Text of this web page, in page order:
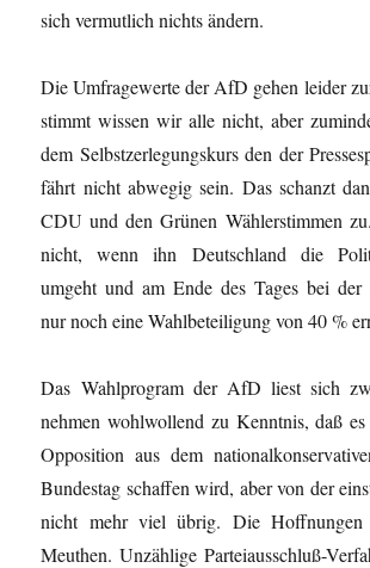
sich vermutlich nichts ändern.
Die Umfragewerte der AfD gehen leider
stimmt wissen wir alle nicht, aber
dem Selbstzerlegungskurs den der
fährt nicht abwegig sein. Das schanzt
CDU und den Grünen Wählerstimmen
nicht, wenn ihn Deutschland die
umgeht und am Ende des Tages bei der
nur noch eine Wahlbeteiligung von 40 %
Das Wahlprogram der AfD liest sich
nehmen wohlwollend zu Kenntnis, daß
Opposition aus dem
Bundestag schaffen wird, aber von der
nicht mehr viel übrig. Die Hoffnungen
Meuthen. Unzählige Parteiausschluß-